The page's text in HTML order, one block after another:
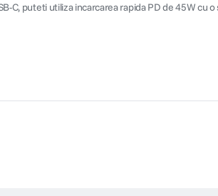
C, puteti utiliza incarcarea rapida PD de 45W